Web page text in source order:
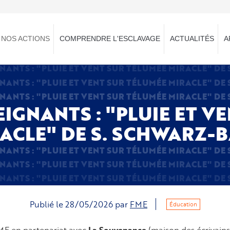
NOS ACTIONS COMPRENDRE L'ESCLAVAGE ACTUALITÉS
: "PLUIE ET VENT SUR TÉLUMÉE MIRACLE"
: "PLUIE ET VENT SUR TÉLUMÉE MIRACLE" DE
: "PLUIE ET VENT SUR TÉLUMÉE MIRACLE" DE
: "PLUIE ET
DE S. SCHWARZ-
: "PLUIE ET VENT SUR TÉLUMÉE MIRACLE" DE
: "PLUIE ET VENT SUR TÉLUMÉE MIRACLE" DE
: "PLUIE ET VENT SUR TÉLUMÉE MIRACLE" DE
Publié le28/05/2026 par FME Éducation